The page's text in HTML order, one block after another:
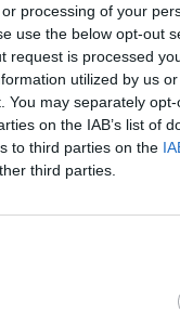
processing of your
use the below opt-out
request is processed
utilized by us
You may separately
on the IAB’s list of
to third parties on the
third parties.
και
νερό
νερό
που
Βοηθά